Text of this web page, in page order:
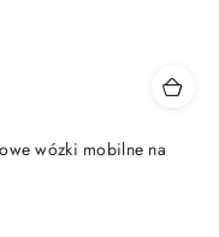
wózki mobilne na